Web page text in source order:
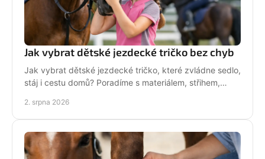
Jak vybrat dětské jezdecké tričko bez chyb
Jak vybrat dětské jezdecké tričko, které zvládne sedlo,
stáj i cestu domů? Poradíme s materiálem, střihem,
2. srpna 2026